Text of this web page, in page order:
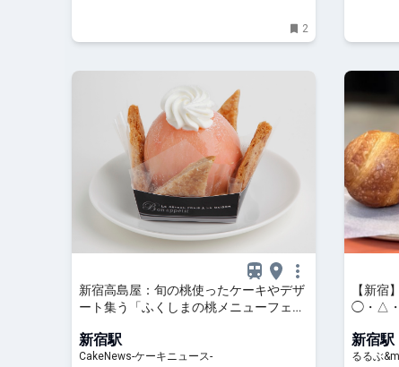
2
新宿高島屋：旬の桃使ったケーキやデザ
ート集う「ふくしまの桃メニューフェ
新宿駅
CakeNews-ケーキニュース-
【新宿
◯・△・
新宿駅
るるぶ